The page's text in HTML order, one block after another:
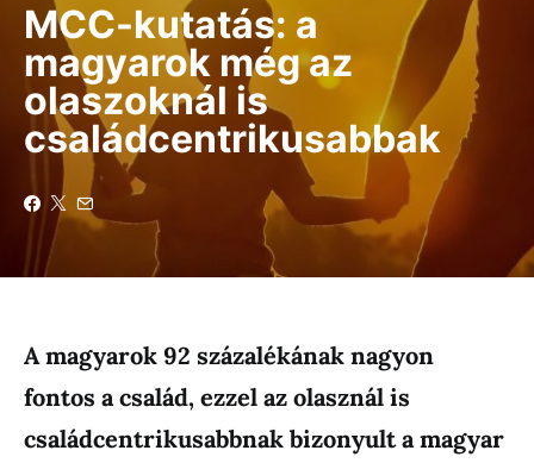
MCC-kutatás: a
magyarok még az
olaszoknál is
családcentrikusabbak
A magyarok 92 százalékának nagyon
fontos a család, ezzel az olasznál is
családcentrikusabbnak bizonyult a magyar